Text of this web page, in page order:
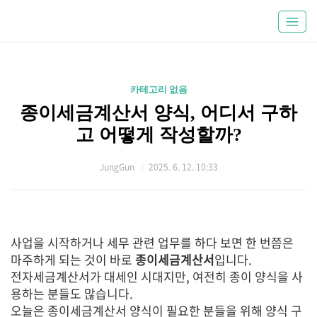
카테고리 없음
종이세금계산서 양식, 어디서 구하
고 어떻게 작성할까?
JungGun 2025. 6. 12. 10:33
사업을 시작하거나 세무 관련 업무를 하다 보면 한 번쯤은
마주하게 되는 것이 바로 종이세금계산서입니다.
전자세금계산서가 대세인 시대지만, 여전히 종이 양식을 사
용하는 분들도 많습니다.
오늘은 종이세금계산서 양식이 필요한 분들을 위해 양식 구